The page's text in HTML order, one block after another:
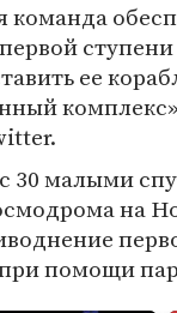
команда
ее
30 малыми
на
помощи